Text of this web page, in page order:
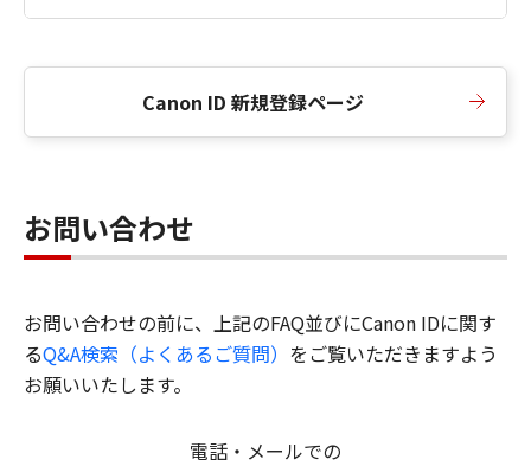
Canon ID 新規登録ページ
お問い合わせ
お問い合わせの前に、上記のFAQ並びにCanon IDに関す
るQ&A検索（よくあるご質問） をご覧いただきますよう
お願いいたします。
電話・メールでの